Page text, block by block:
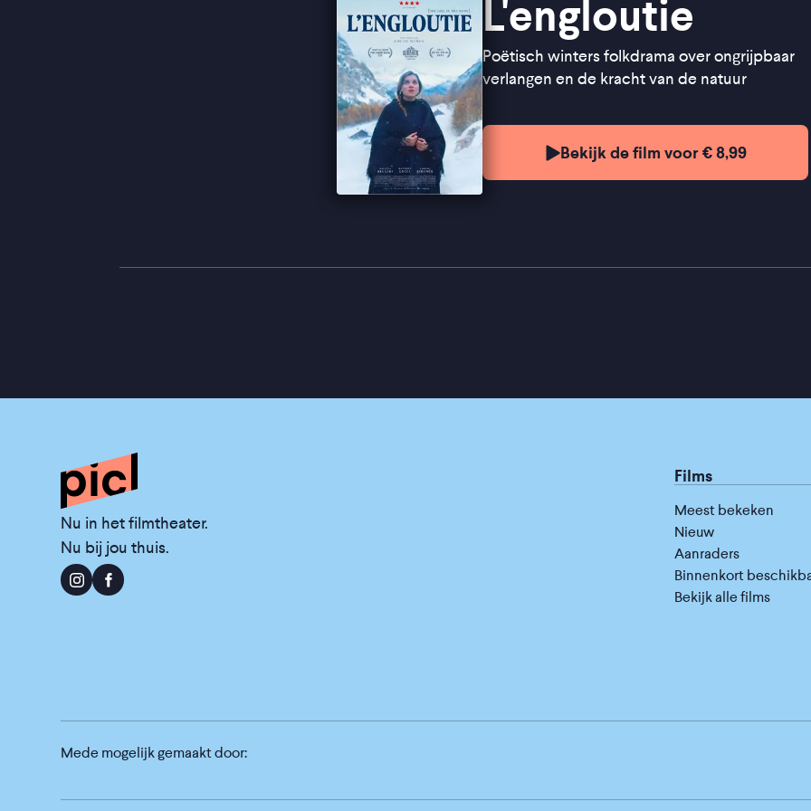
L'engloutie
Poëtisch winters folkdrama over ongrijpbaar
verlangen en de kracht van de natuur
Bekijk de film voor € 8,99
Nu in het filmtheater.
Nu bij jou thuis.
Films
Meest bekeken
Nieuw
Aanraders
Binnenkort
Bekijk alle films
Mede mogelijk gemaakt door: